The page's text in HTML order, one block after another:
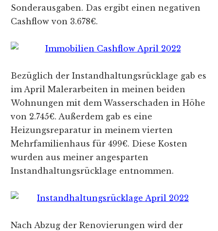
Sonderausgaben. Das ergibt einen negativen
Cashflow von 3.678€.
Bezüglich der Instandhaltungsrücklage gab es
im April Malerarbeiten in meinen beiden
Wohnungen mit dem Wasserschaden in Höhe
von 2.745€. Außerdem gab es eine
Heizungsreparatur in meinem vierten
Mehrfamilienhaus für 499€. Diese Kosten
wurden aus meiner angesparten
Instandhaltungsrücklage entnommen.
Nach Abzug der Renovierungen wird der